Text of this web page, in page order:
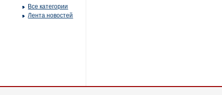
Все категории
Лента новостей